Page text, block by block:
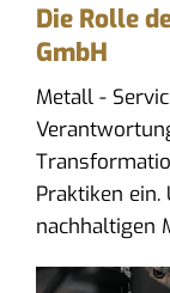
Die Rolle
GmbH
Metall -
Praktiken
nachhaltigen